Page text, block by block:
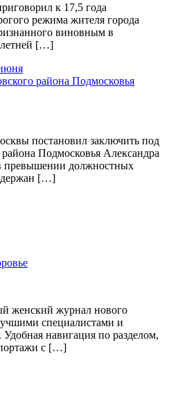
к 17,5 года
режима жителя города
виновным в
[…]
района Подмосковья
постановил заключить под
Подмосковья Александра
превышении должностных
[…]
женский журнал нового
специалистами и
навигация по разделом,
с […]